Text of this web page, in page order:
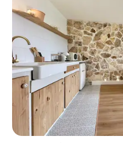
表と料金/ the times and prices/
horaires et tarifs: TEISA - BUSバニョーレ
ス Plaça Doctor Rovira, 5（ドク
ラ広場5番） 17820バニョーレス
号：972 57 00 53 www.teisa-
TREN/ 電車： （ES）バニョレ
Adif Girona Costa Brava駅まで
くこともできます。ジローナに
ら、鉄道駅の前でバニョーレス
スの出口があります。 （英）バ
には電車でも行くことができま
Girona Costa Brava駅まで行き
ローナに着いたら、駅の向かい